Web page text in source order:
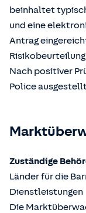
beinhaltet
und eine
Antrag
Nach positiver
Police
Zuständige
Länder für die
Dienstleistungen
Die